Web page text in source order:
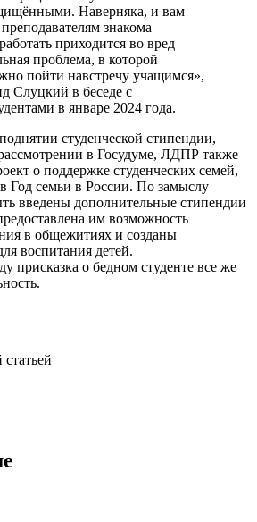
Наверняка, и вам
знакома
приходится во вред
проблема, в которой
пойти навстречу учащимся»,
Слуцкий в беседе с
в январе 2024 года.
студенческой стипендии,
в Госудуме, ЛДПР также
о поддержке студенческих семей,
Год семьи в России. По замыслу
введены дополнительные стипендии
им возможность
в общежитиях и созданы
воспитания детей.
присказка о бедном студенте все же
статьей